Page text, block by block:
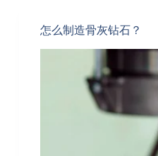
怎么制造骨灰钻石？